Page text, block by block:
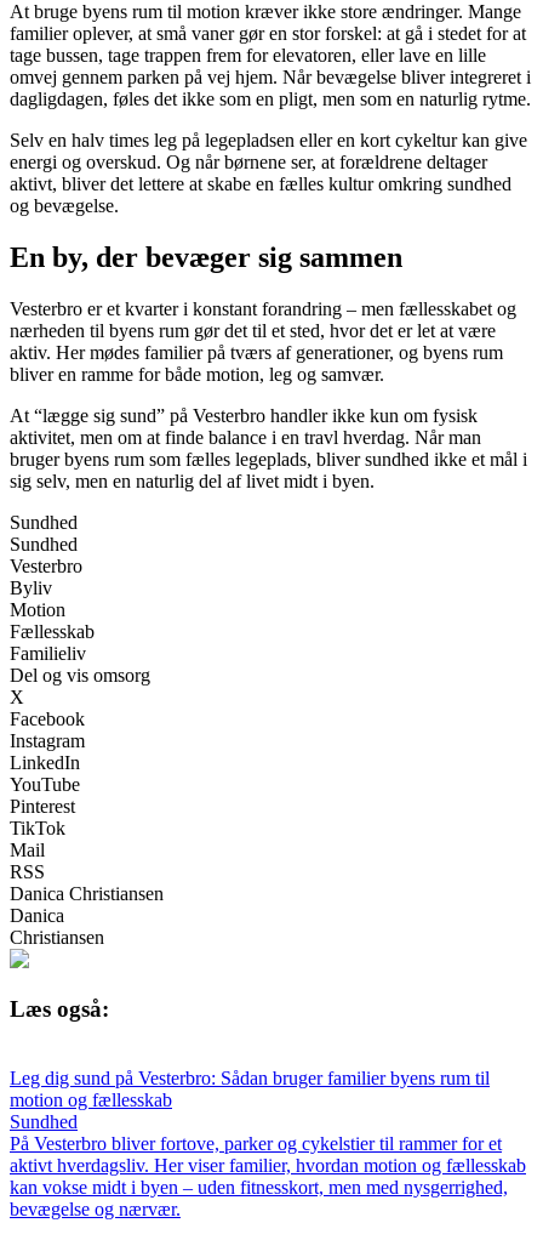
At bruge byens rum til motion kræver ikke store ændringer. Mange
familier oplever, at små vaner gør en stor forskel: at gå i stedet for at
tage bussen, tage trappen frem for elevatoren, eller lave en lille
omvej gennem parken på vej hjem. Når bevægelse bliver integreret i
dagligdagen, føles det ikke som en pligt, men som en naturlig rytme.
Selv en halv times leg på legepladsen eller en kort cykeltur kan give
energi og overskud. Og når børnene ser, at forældrene deltager
aktivt, bliver det lettere at skabe en fælles kultur omkring sundhed
og bevægelse.
En by, der bevæger sig sammen
Vesterbro er et kvarter i konstant forandring – men fællesskabet og
nærheden til byens rum gør det til et sted, hvor det er let at være
aktiv. Her mødes familier på tværs af generationer, og byens rum
bliver en ramme for både motion, leg og samvær.
At “lægge sig sund” på Vesterbro handler ikke kun om fysisk
aktivitet, men om at finde balance i en travl hverdag. Når man
bruger byens rum som fælles legeplads, bliver sundhed ikke et mål i
sig selv, men en naturlig del af livet midt i byen.
Sundhed
Sundhed
Vesterbro
Byliv
Motion
Fællesskab
Familieliv
Del og vis omsorg
X
Facebook
Instagram
LinkedIn
YouTube
Pinterest
TikTok
Mail
RSS
Danica Christiansen
Danica
Christiansen
Læs også:
Leg dig sund på Vesterbro: Sådan bruger familier byens rum til
motion og fællesskab
Sundhed
På Vesterbro bliver fortove, parker og cykelstier til rammer for et
aktivt hverdagsliv. Her viser familier, hvordan motion og fællesskab
kan vokse midt i byen – uden fitnesskort, men med nysgerrighed,
bevægelse og nærvær.